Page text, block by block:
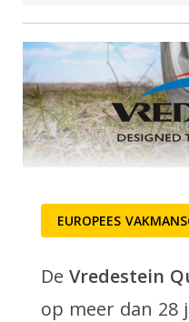
EUROPEES
De Vredestein
op meer dan 28